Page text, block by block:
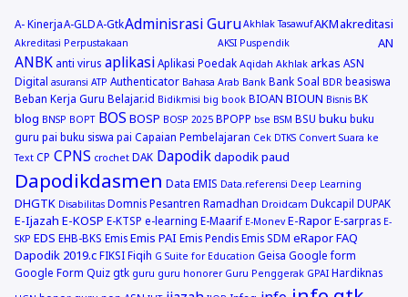
A- KinerjaA-GLDA-GtkAdminisrasi GuruAkhlak TasawufAKMakreditasi
Akreditasi Perpustakaan AKSI Puspendik AN
ANBK anti virus aplikasi Aplikasi Poedak Aqidah Akhlak arkas ASN
Digital asuransi ATP Authenticator Bahasa Arab Bank Bank Soal BDR beasiswa
Beban Kerja Guru Belajar.id Bidikmisi big book BIOAN BIOUN Bisnis BK
blog BNSP BOPT BOS BOSP BOSP 2025 BPOPP bse BSM BSU buku buku
guru pai buku siswa pai Capaian Pembelajaran Cek DTKS Convert Suara ke
Text CP CPNS crochet DAK Dapodikdapodik paud
Dapodikdasmen Data EMIS Data.referensi Deep Learning
DHGTK Disabilitas Domnis Pesantren Ramadhan Droidcam Dukcapil DUPAK
E-Ijazah E-KOSP E-KTSP e-learning E-Maarif E-Monev E-Rapor E-sarpras E-
SKP EDS EHB-BKS Emis Emis PAI Emis Pendis Emis SDM eRaporFAQ
Dapodik 2019.c FIKSI Fiqih G Suite for Education Geisa Google form
Google Form Quiz gtk guru guru honorer Guru Penggerak GPAI Hardiknas